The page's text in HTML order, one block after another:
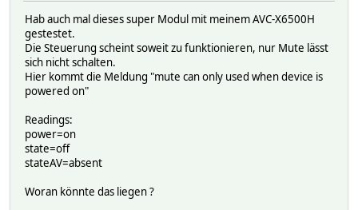
Hab auch mal dieses super Modul mit meinem AVC-X6500H
gestestet.
Die Steuerung scheint soweit zu funktionieren, nur Mute lässt
sich nicht schalten.
Hier kommt die Meldung "mute can only used when device is
powered on"
Readings:
power=on
state=off
stateAV=absent
Woran könnte das liegen ?